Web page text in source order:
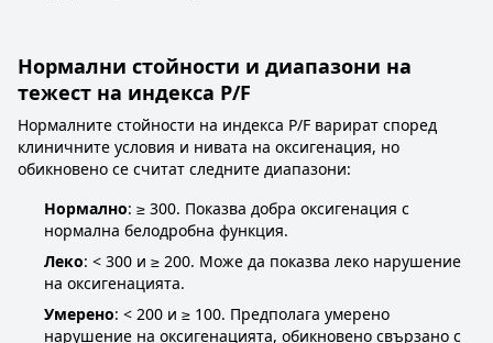
Нормални стойности и диапазони на
тежест на индекса P/F
Нормалните стойности на индекса P/F варират според
клиничните условия и нивата на оксигенация, но
обикновено се считат следните диапазони:
Нормално: ≥ 300. Показва добра оксигенация с
нормална белодробна функция.
Леко: < 300 и ≥ 200. Може да показва леко нарушение
на оксигенацията.
Умерено: < 200 и ≥ 100. Предполага умерено
нарушение на оксигенацията, обикновено свързано с